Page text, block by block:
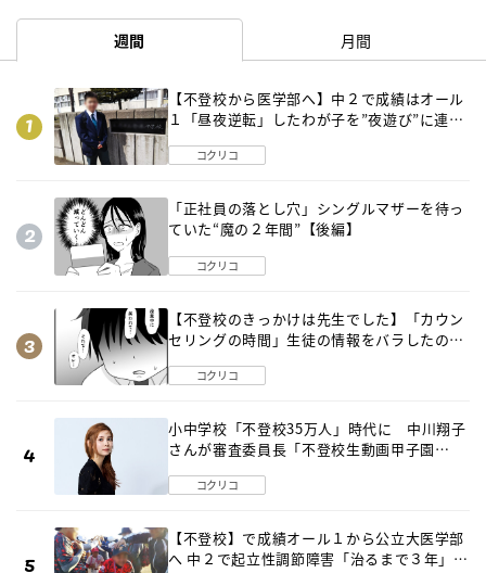
週間 月間
【不登校から医学部へ】中２で成績はオール
１「昼夜逆転」したわが子を”夜遊び”に連れ
コクリコ
「正社員の落とし穴」シングルマザーを待っ
ていた“魔の２年間”【後編】
コクリコ
【不登校のきっかけは先生でした】「カウン
セリングの時間」生徒の情報をバラしたの
コクリコ
小中学校「不登校35万人」時代に 中川翔子
さんが審査委員長「不登校生動画甲子園
コクリコ
【不登校】で成績オール１から公立大医学部
へ 中２で起立性調節障害「治るまで３年」の